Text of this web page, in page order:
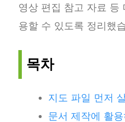
영상 편집 참고 자료 등
용할 수 있도록 정리했
목차
지도 파일 먼저
문서 제작에 활